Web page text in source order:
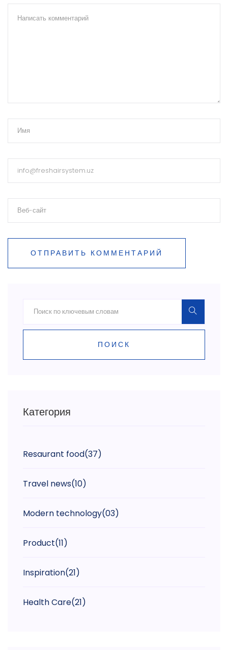
ОТПРАВИТЬ КОММЕНТАРИЙ
ПОИСК
Категория
Resaurant food(37)
Travel news(10)
Modern technology(03)
Product(11)
Inspiration(21)
Health Care(21)